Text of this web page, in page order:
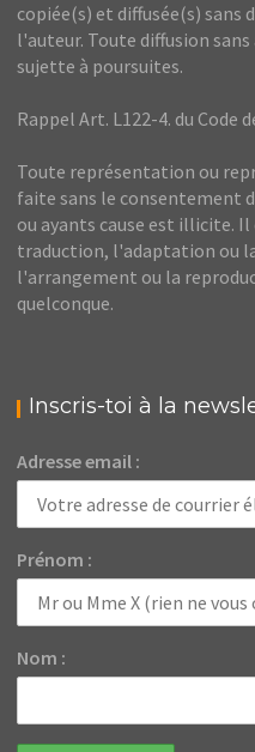
copiée(s) et diffusée(s) sans
l'auteur. Toute diffusion
sujette à poursuites.
Rappel Art. L122-4. du
Toute représentation ou
faite sans le consentement
ou ayants cause est illicite.
traduction, l'adaptation ou
l'arrangement ou la
quelconque.
Inscris-toi à la
Adresse email :
Prénom :
Nom :